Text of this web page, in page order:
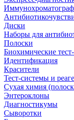
Диски
Наборы для
Полоски
Биохимические
Идентификация
Красители
Тест-системы и
Сухая химия
Энтероклоны
Диагностикумы
Сыворотки